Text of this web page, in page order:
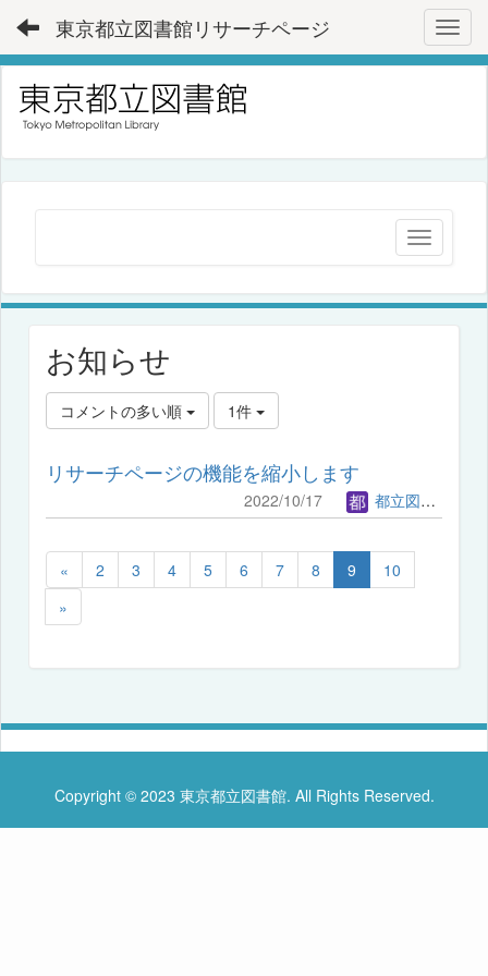
東京都立図書館リサーチページ
お知らせ
コメントの多い順 1件
リサーチページの機能を縮小します
2022/10/17 都立図書館管理者
« 2 3 4 5 6 7 8 9
10
»
Copyright © 2023 東京都立図書館. All Rights Reserved.